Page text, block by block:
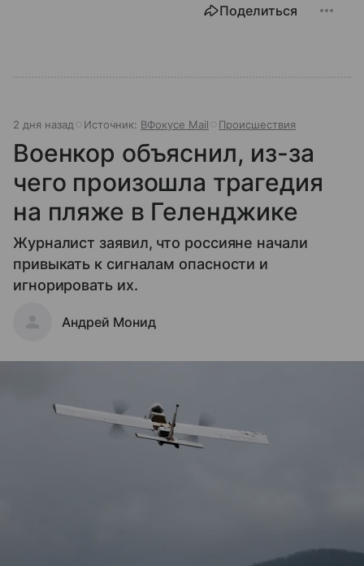
Поделиться
2 дня назад Источник: ВФокусе Mail Происшествия
Военкор объяснил, из-за
чего произошла трагедия
на пляже в Геленджике
Журналист заявил, что россияне начали
привыкать к сигналам опасности и
игнорировать их.
Андрей Монид